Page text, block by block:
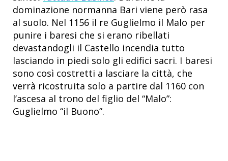
dominazione normanna Bari viene però rasa
al suolo. Nel 1156 il re Guglielmo il Malo per
punire i baresi che si erano ribellati
devastandogli il Castello incendia tutto
lasciando in piedi solo gli edifici sacri. I baresi
sono così costretti a lasciare la città, che
verrà ricostruita solo a partire dal 1160 con
l’ascesa al trono del figlio del “Malo”:
Guglielmo “il Buono”.